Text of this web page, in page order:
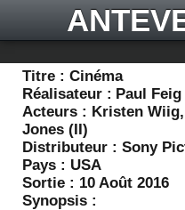
Titre : Cinéma
Réalisateur : Paul Feig
Acteurs : Kristen
Jones (II)
Distributeur : Sony
Pays : USA
Sortie : 10 Août 2016
Synopsis :